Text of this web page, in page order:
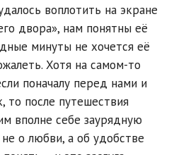
воплотить на экране
двора», нам понятны её
минуты не хочется её
Хотя на самом-то
поначалу перед нами и
то после путешествия
вполне себе заурядную
о любви, а об удобстве